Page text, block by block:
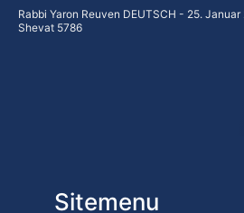
Rabbi Yaron Reuven DEUTSCH
25. Januar
Shevat 5786
Sitemenu